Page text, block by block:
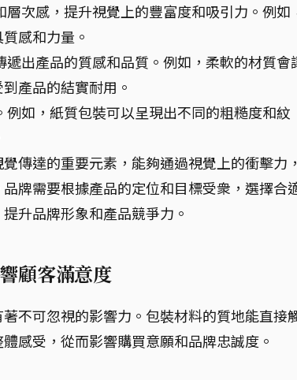
次感，提升視覺上的豐富度和吸引力。例如
感和力量。
出產品的質感和品質。例如，柔軟的材質會
產品的結實耐用。
如，紙質包裝可以呈現出不同的粗糙度和紋
傳達的重要元素，能夠通過視覺上的衝擊力
牌需要根據產品的定位和目標受衆，選擇合
升品牌形象和產品競爭力。
顧客滿意度
不可忽視的影響力。包裝材料的質地能直接
感受，從而影響購買意願和品牌忠誠度。